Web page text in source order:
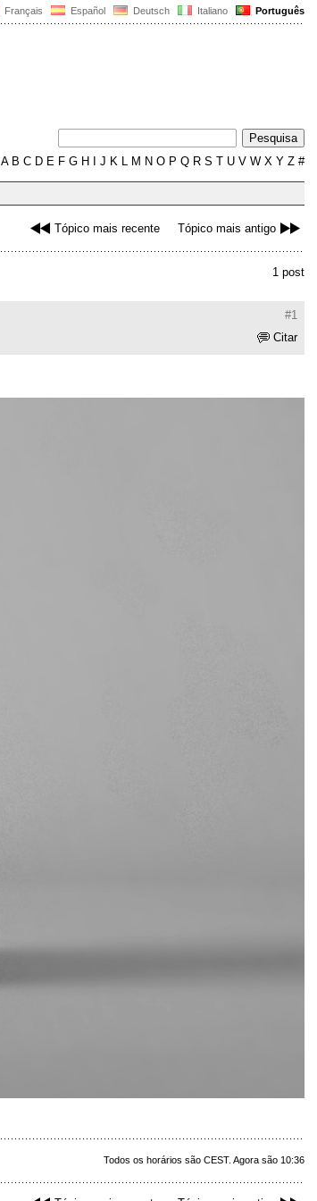
Français Español Deutsch Italiano Português
AB C D E F G H J K L M N O P Q R S T U V W X Y Z #
Tópico mais recente Tópico mais antigo
1 post
#1
Citar
Todos os horários são CEST. Agora são 10:36